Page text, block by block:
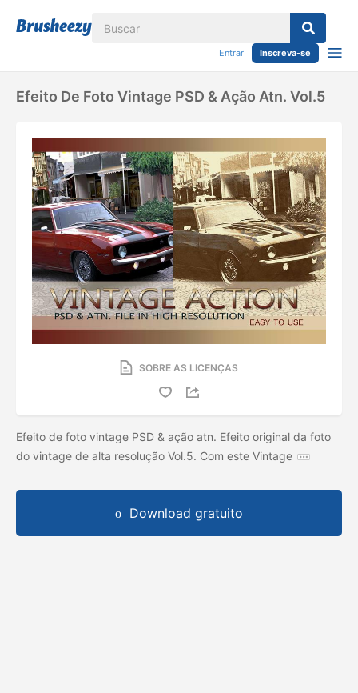
Entrar Inscreva-se
Efeito De Foto Vintage PSD & Ação Atn. Vol.5
SOBRE AS LICENÇAS
Efeito de foto vintage PSD & ação atn. Efeito original da foto
do vintage de alta resolução Vol.5. Com este Vintage
Download gratuito